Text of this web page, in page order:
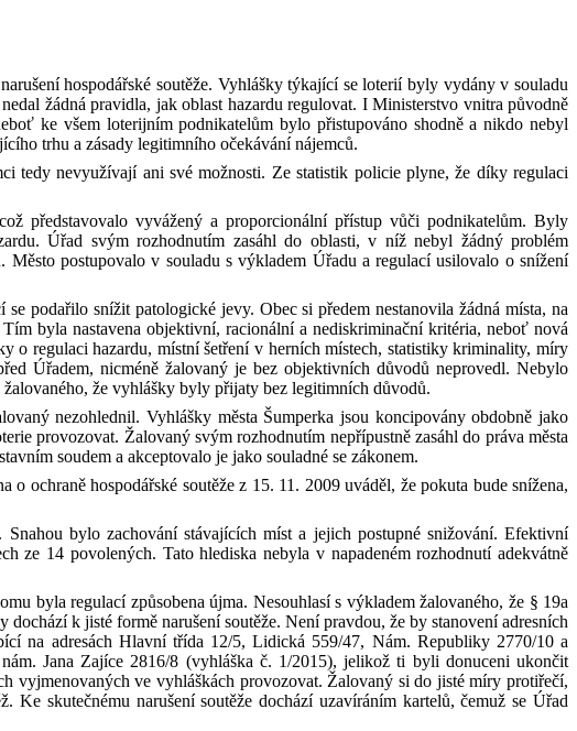
narušení hospodářské soutěže. Vyhlášky týkající se loterií byly vydány v souladu
žádná pravidla, jak oblast hazardu regulovat. I Ministerstvo vnitra původně
ke všem loterijním podnikatelům bylo přistupováno shodně a nikdo nebyl
trhu a zásady legitimního očekávání nájemců.
tedy nevyužívají ani své možnosti. Ze statistik policie plyne, že díky regulaci
představovalo vyvážený a proporcionální přístup vůči podnikatelům. Byly
Úřad svým rozhodnutím zasáhl do oblasti, v níž nebyl žádný problém
Město postupovalo v souladu s výkladem Úřadu a regulací usilovalo o snížení
se podařilo snížit patologické jevy. Obec si předem nestanovila žádná místa, na
byla nastavena objektivní, racionální a nediskriminační kritéria, neboť nová
o regulaci hazardu, místní šetření v herních místech, statistiky kriminality, míry
Úřadem, nicméně žalovaný je bez objektivních důvodů neprovedl. Nebylo
že vyhlášky byly přijaty bez legitimních důvodů.
nezohlednil. Vyhlášky města Šumperka jsou koncipovány obdobně jako
provozovat. Žalovaný svým rozhodnutím nepřípustně zasáhl do práva města
soudem a akceptovalo je jako souladné se zákonem.
o ochraně hospodářské soutěže z 15. 11. 2009 uváděl, že pokuta bude snížena,
bylo zachování stávajících míst a jejich postupné snižování. Efektivní
ze 14 povolených. Tato hlediska nebyla v napadeném rozhodnutí adekvátně
byla regulací způsobena újma. Nesouhlasí s výkladem žalovaného, že § 19a
dochází k jisté formě narušení soutěže. Není pravdou, že by stanovení adresních
na adresách Hlavní třída 12/5, Lidická 559/47, Nám. Republiky 2770/10 a
Jana Zajíce 2816/8 (vyhláška č. 1/2015), jelikož ti byli donuceni ukončit
vyjmenovaných ve vyhláškách provozovat. Žalovaný si do jisté míry protiřečí,
skutečnému narušení soutěže dochází uzavíráním kartelů, čemuž se Úřad